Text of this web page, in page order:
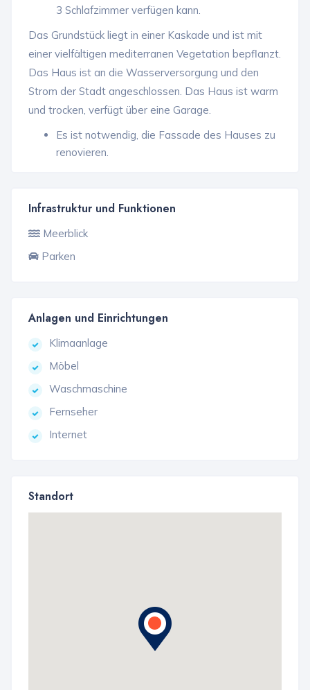
3 Schlafzimmer verfügen kann.
Das Grundstück liegt in einer Kaskade und ist mit
einer vielfältigen mediterranen Vegetation bepflanzt.
Das Haus ist an die Wasserversorgung und den
Strom der Stadt angeschlossen. Das Haus ist warm
und trocken, verfügt über eine Garage.
Es ist notwendig, die Fassade des Hauses zu
renovieren.
Infrastruktur und Funktionen
Meerblick
Parken
Anlagen und Einrichtungen
Klimaanlage
Möbel
Waschmaschine
Fernseher
Internet
Standort